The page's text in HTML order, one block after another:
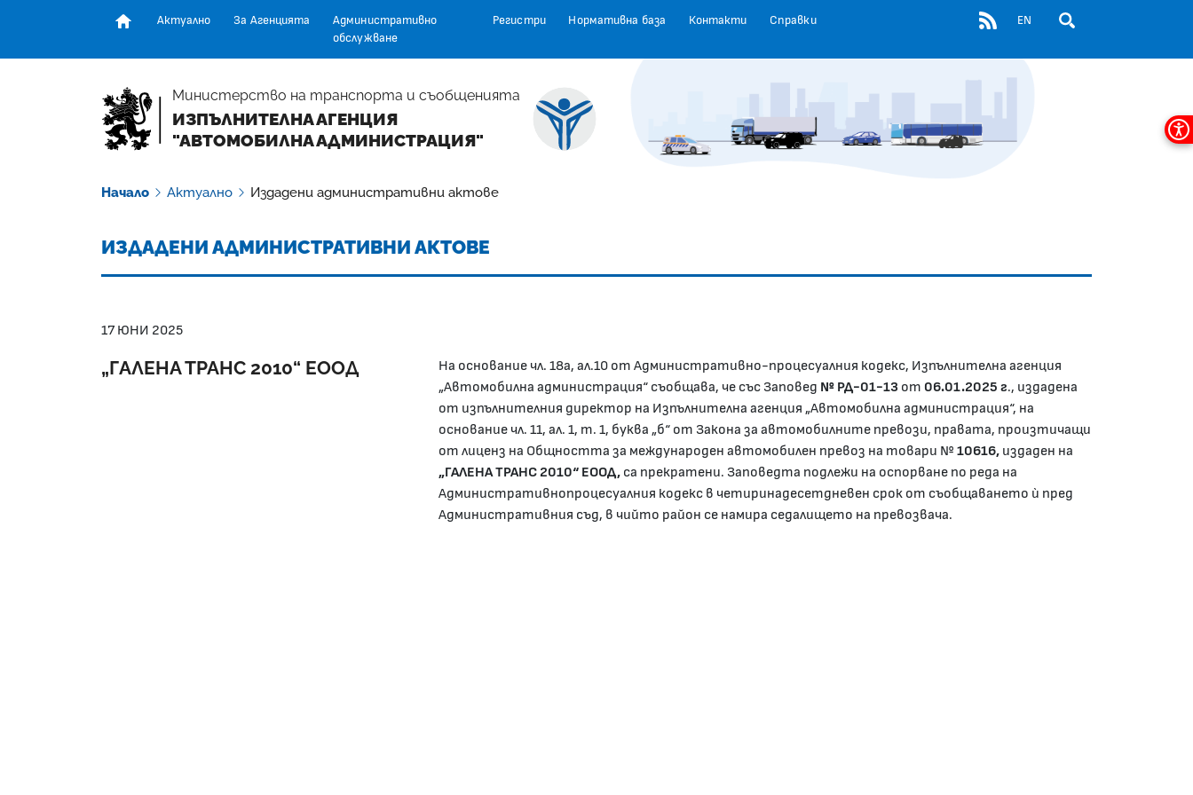
Актуално За Агенцията
Административно
обслужване
Регистри Нормативна база Контакти Справки RSS EN ОТВОРИ ПОЛЕ ЗА
Министерство на транспорта и съобщенията
ИЗПЪЛНИТЕЛНА АГЕНЦИЯ
"АВТОМОБИЛНА АДМИНИСТРАЦИЯ"
Начало Актуално Издадени административни актове
ИЗДАДЕНИ АДМИНИСТРАТИВНИ АКТОВЕ
17 ЮНИ 2025
„ГАЛЕНА ТРАНС 2010“ ЕООД
На основание чл. 18а, ал.10 от Административно-процесуалния кодекс, Изпълнителна агенция
„Автомобилна администрация“ съобщава, че със Заповед № РД-01-13 от 06.01.2025 г., издадена
от изпълнителния директор на Изпълнителна агенция „Автомобилна администрация“, на
основание чл. 11, ал. 1, т. 1, буква „б“ от Закона за автомобилните превози, правата, произтичащи
от лиценз на Общността за международен автомобилен превоз на товари № 10616, издаден на
„ГАЛЕНА ТРАНС 2010“ ЕООД, са прекратени. Заповедта подлежи на оспорване по реда на
Административнопроцесуалния кодекс в четиринадесетдневен срок от съобщаването ѝ пред
Административния съд, в чийто район се намира седалището на превозвача.